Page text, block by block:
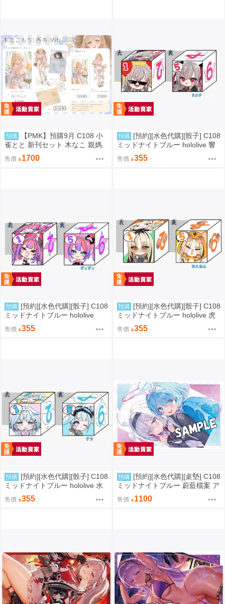
預購
【PMK】預購9月 C108 小
雀とと 新刊セット 木なこ 親媽
新刊套組 VSPO
售價 1700
預購 [預約][水色代購][骰子] C108
ミッドナイトブルー hololive 響
咲リオナ
售價 355
預購 [預約][水色代購][骰子] C108
ミッドナイトブルー hololive
綺々羅々ヴィヴィ
售價 355
預購 [預約][水色代購][骰子] C108
ミッドナイトブルー hololive 虎
金妃笑虎
售價 355
預購 [預約][水色代購][骰子] C108
ミッドナイトブルー hololive 水
售價 355
預購 [預約][水色代購][桌墊] C108
ミッドナイトブルー 蔚藍檔案 ア
ロナ＆プラナ
售價 1100